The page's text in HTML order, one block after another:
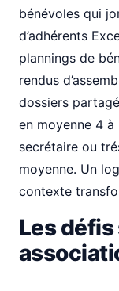
bénévoles qui
d’adhérents
plannings de
rendus
dossiers
en moyenne 4 à
secrétaire ou
moyenne. Un
contexte
Les